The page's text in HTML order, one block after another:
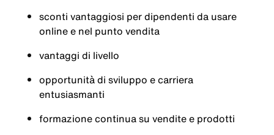
sconti vantaggiosi per dipendenti da usare
online e nel punto vendita
vantaggi di livello
opportunità di sviluppo e carriera
entusiasmanti
formazione continua su vendite e prodotti